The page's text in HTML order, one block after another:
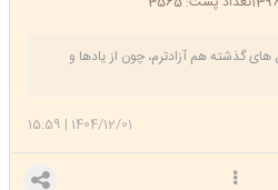
گذشته هم آزادترم، چون از یادها و
هیچ چیز دوام ندارد.
1404/12/01
|
15:59